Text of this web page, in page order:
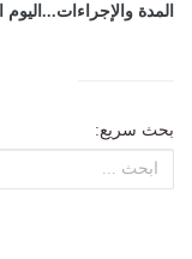
المدة والإجراءات...اليوم الأحد، 7 يونيو
بحث سريع: